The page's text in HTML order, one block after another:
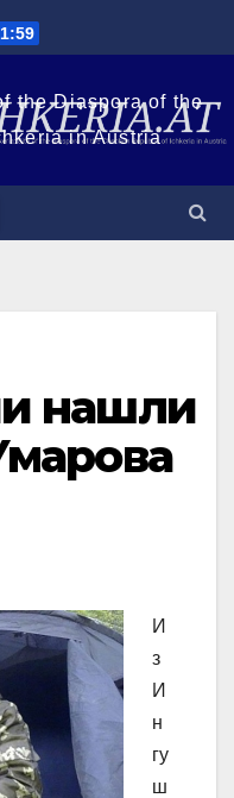
the Diaspora of the
in Austria
нашли
И
з
И
н
гу
ш